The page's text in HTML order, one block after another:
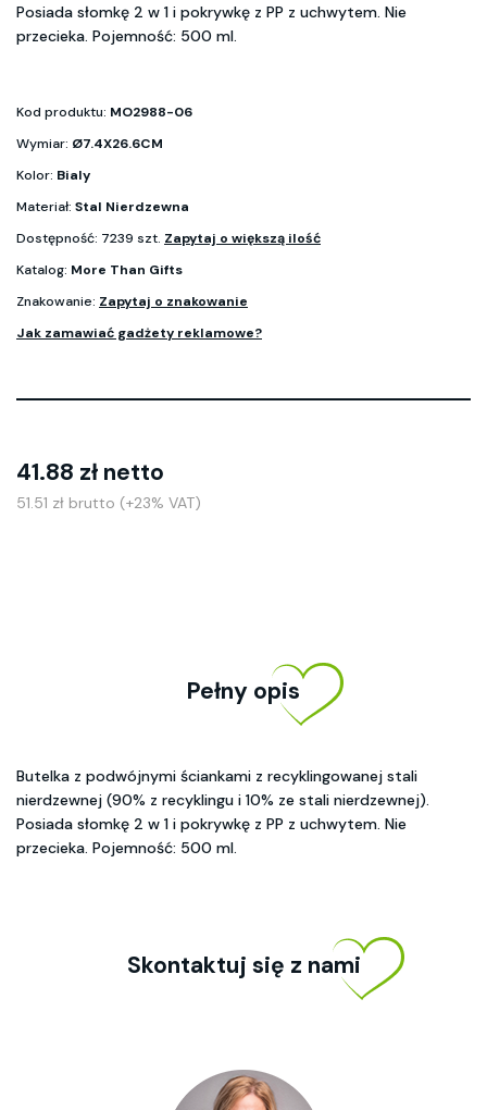
Posiada słomkę 2 w 1 i pokrywkę z PP z uchwytem. Nie
przecieka. Pojemność: 500 ml.
Kod produktu: MO2988-06
Wymiar: Ø7.4X26.6CM
Kolor: Bialy
Materiał: Stal Nierdzewna
Dostępność: 7239 szt. Zapytaj o większą ilość
Katalog: More Than Gifts
Znakowanie: Zapytaj o znakowanie
Jak zamawiać gadżety reklamowe?
41.88 zł netto
51.51 zł brutto (+23% VAT)
Pełny opis
Butelka z podwójnymi ściankami z recyklingowanej stali
nierdzewnej (90% z recyklingu i 10% ze stali nierdzewnej).
Posiada słomkę 2 w 1 i pokrywkę z PP z uchwytem. Nie
przecieka. Pojemność: 500 ml.
Skontaktuj się z nami